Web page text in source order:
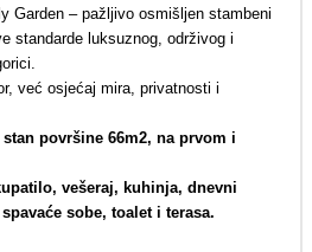
Garden – pažljivo osmišljen stambeni
standarde luksuznog, održivog i
već osjećaj mira, privatnosti i
površine 66m2, na prvom i
vešeraj, kuhinja, dnevni
sobe, toalet i terasa.